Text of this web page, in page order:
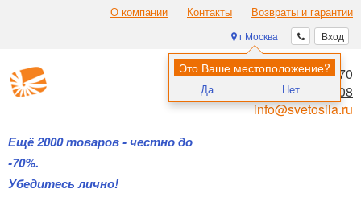
О компании Контакты Возвраты и гарантии
Вход
г Москва
Это Ваше местоположение?
Да Нет
Ещё 2000 товаров - честно до
-70%.
Убедитесь лично!
8 (495) 970-00-70
8 (800) 700-11-08
info@svetosila.ru